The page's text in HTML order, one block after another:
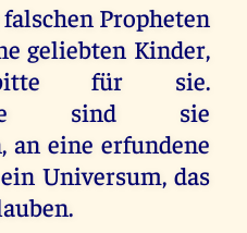
Propheten
geliebten Kinder,
für sie.
sind sie
an eine erfundene
Universum, das